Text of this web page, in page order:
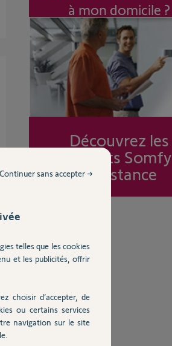
à mon domicile ?
Découvrez les
forfaits Somfy
Assistance
telles que les cookies
et les publicités, offrir
choisir d’accepter, de
ou certains services
navigation sur le site
Continuer sans accepter →